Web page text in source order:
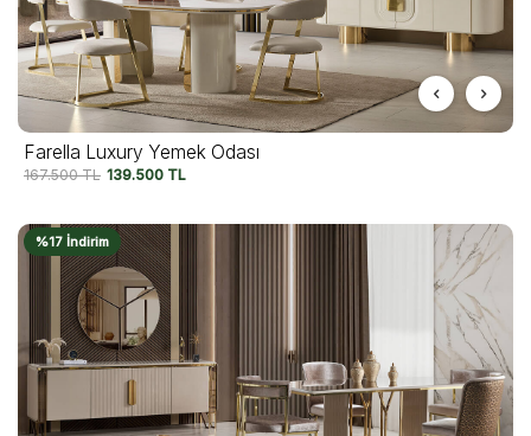
Farella Luxury Yemek Odası
167.500TL 139.500 TL
%17 İndirim